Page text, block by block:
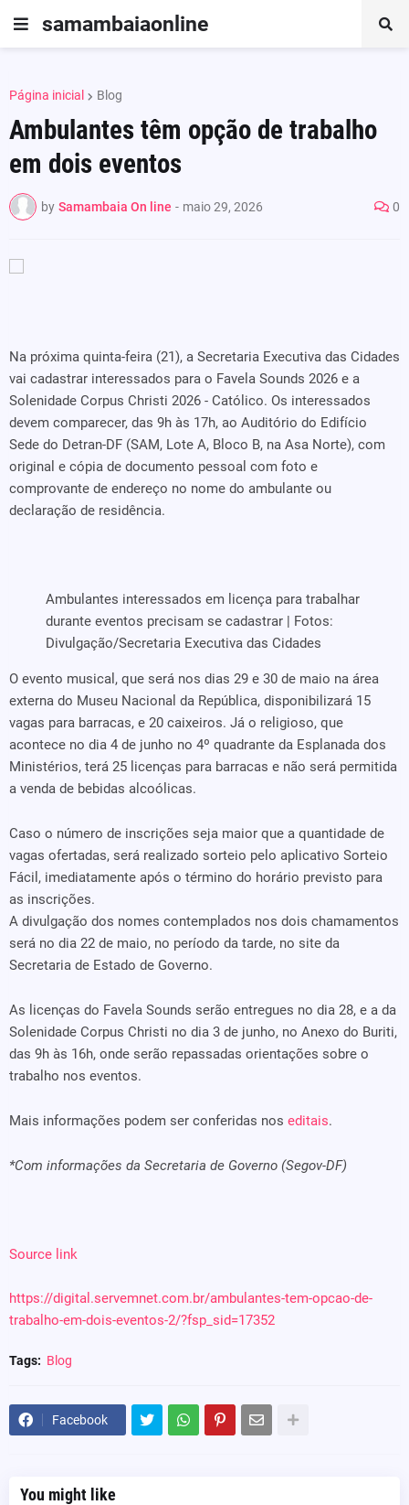
samambaiaonline
Página inicial Blog
Ambulantes têm opção de trabalho
em dois eventos
by Samambaia On line - maio 29, 2026 0
Na próxima quinta-feira (21), a Secretaria Executiva das Cidades
vai cadastrar interessados para o Favela Sounds 2026 e a
Solenidade Corpus Christi 2026 - Católico. Os interessados
devem comparecer, das 9h às 17h, ao Auditório do Edifício
Sede do Detran-DF (SAM, Lote A, Bloco B, na Asa Norte), com
original e cópia de documento pessoal com foto e
comprovante de endereço no nome do ambulante ou
declaração de residência.
Ambulantes interessados em licença para trabalhar
durante eventos precisam se cadastrar | Fotos:
Divulgação/Secretaria Executiva das Cidades
O evento musical, que será nos dias 29 e 30 de maio na área
externa do Museu Nacional da República, disponibilizará 15
vagas para barracas, e 20 caixeiros. Já o religioso, que
acontece no dia 4 de junho no 4º quadrante da Esplanada dos
Ministérios, terá 25 licenças para barracas e não será permitida
a venda de bebidas alcoólicas.
Caso o número de inscrições seja maior que a quantidade de
vagas ofertadas, será realizado sorteio pelo aplicativo Sorteio
Fácil, imediatamente após o término do horário previsto para
as inscrições.
A divulgação dos nomes contemplados nos dois chamamentos
será no dia 22 de maio, no período da tarde, no site da
Secretaria de Estado de Governo.
As licenças do Favela Sounds serão entregues no dia 28, e a da
Solenidade Corpus Christi no dia 3 de junho, no Anexo do Buriti,
das 9h às 16h, onde serão repassadas orientações sobre o
trabalho nos eventos.
Mais informações podem ser conferidas nos editais.
*Com informações da Secretaria de Governo (Segov-DF)
Source link
https://digital.servemnet.com.br/ambulantes-tem-opcao-de-
trabalho-em-dois-eventos-2/?fsp_sid=17352
Tags: Blog
Facebook
You might like